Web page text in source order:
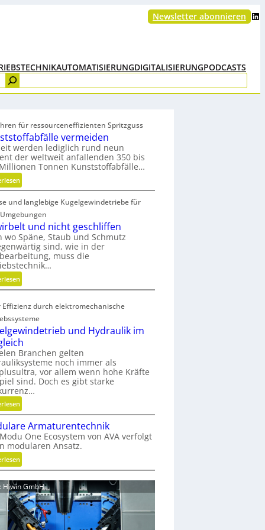
Newsletter abonnieren LinkedIn
AUTOMATISIERUNGDIGITALISIERUNGPODCASTS
für ressourceneffizienten Spritzguss
vermeiden
werden lediglich rund neun
der weltweit anfallenden 350 bis
Tonnen Kunststoffabfälle…
:
K
u
n
s
t
s
t
o
f
f
ä
l
e
v
e
r
m
e
i
d
e
n
und langlebige Kugelgewindetriebe für
und nicht geschliffen
wo Späne, Staub und Schmutz
sind, wie in der
muss die
:
G
i
r
b
e
l
t
u
d
n
i
c
h
t
g
e
s
c
h
Effizienz durch elektromechanische
und Hydraulik im
Branchen gelten
noch immer als
vor allem wenn hohe Kräfte
sind. Doch es gibt starke
:
K
u
g
e
l
g
e
w
i
n
d
Armaturentechnik
One Ecosystem von AVA verfolgt
modularen Ansatz.
:
M
o
d
u
l
a
Hiwin GmbH